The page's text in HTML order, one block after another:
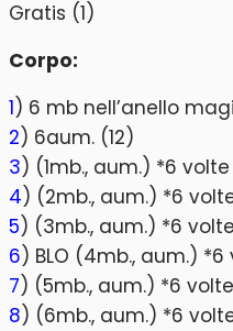
Corpo:
1) 6 mb nell’anello
2) 6aum. (12)
3) (1mb., aum.) *6 volte
4) (2mb., aum.) *6
5) (3mb., aum.) *6
6) BLO (4mb., aum.)
7) (5mb., aum.) *6
8) (6mb., aum.) *6